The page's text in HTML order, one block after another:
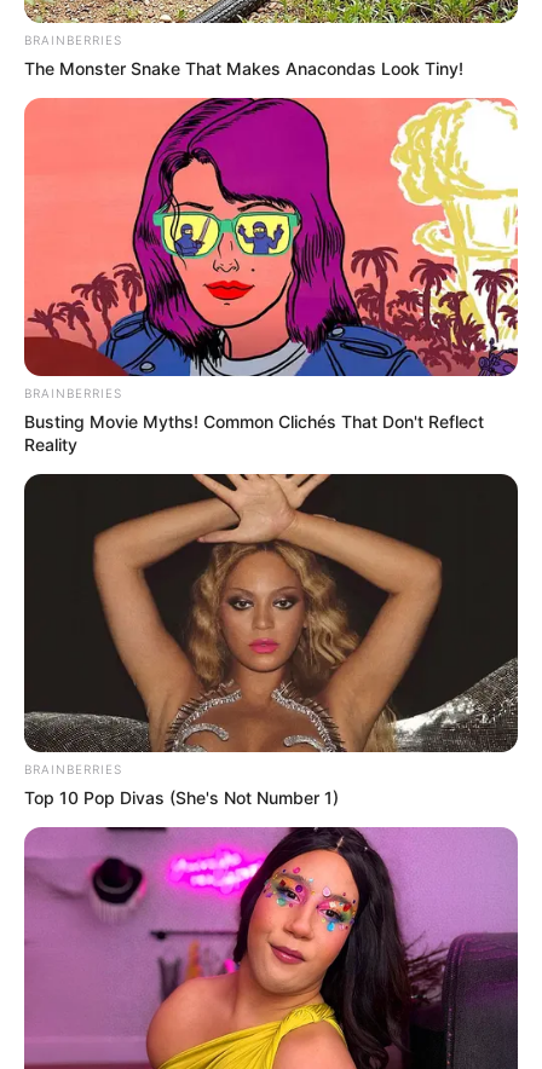
BRAINBERRIES
The Monster Snake That Makes Anacondas Look Tiny!
BRAINBERRIES
Busting Movie Myths! Common Clichés That Don't Reflect
Reality
BRAINBERRIES
Top 10 Pop Divas (She's Not Number 1)